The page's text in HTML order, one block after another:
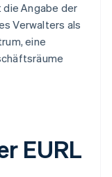
Angabe der
Verwalters als
eine
EURL